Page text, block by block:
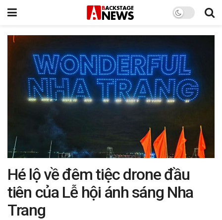
Hé lộ về đêm tiệc drone đầu
tiên của Lễ hội ánh sáng Nha
Trang